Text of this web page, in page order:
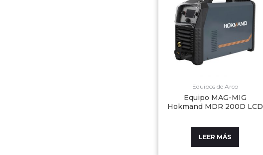
Equipos de Arco
Equipo MAG-MIG
Hokmand MDR 200D LCD
LEER MÁS